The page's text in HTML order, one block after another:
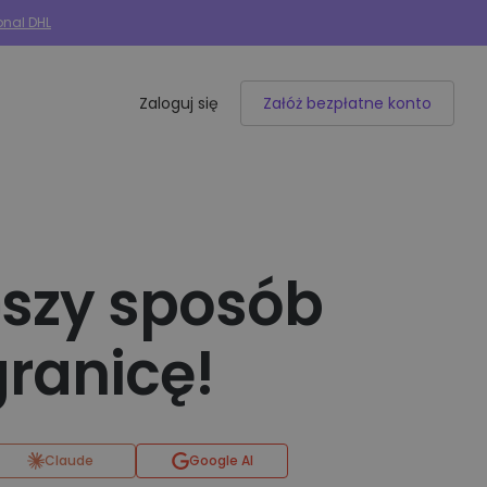
DHL
Allegro Woocommerce
IdoSell BaseLinker Selly
Zaloguj się Załóż bezpłatne konto
sposób
Claude Google AI